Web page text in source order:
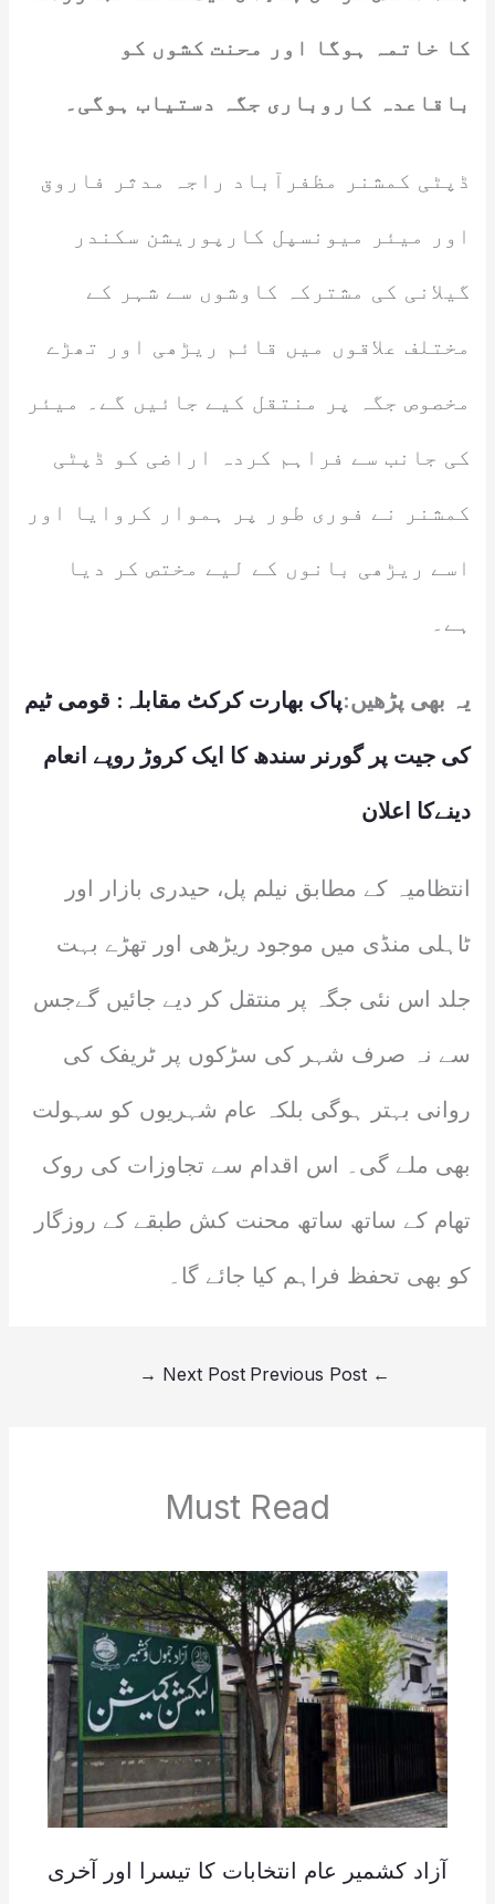
کا خاتمہ ہوگا اور محنت کشوں کو
باقاعدہ کاروباری جگہ دستیاب ہوگی۔
ڈپٹی کمشنر مظفرآباد راجہ مدثر فاروق
اور میئر میونسپل کارپوریشن سکندر
گیلانی کی مشترکہ کاوشوں سے شہر کے
مختلف علاقوں میں قائم ریڑھی اور تھڑے
مخصوص جگہ پر منتقل کیے جائیں گے۔ میئر
کی جانب سے فراہم کردہ اراضی کو ڈپٹی
کمشنر نے فوری طور پر ہموار کروایا اور
اسے ریڑھی بانوں کے لیے مختص کر دیا
ہے۔
یہ بھی پڑھیں:پاک بھارت کرکٹ مقابلہ: قومی ٹیم
کی جیت پر گورنر سندھ کا ایک کروڑ روپے انعام
دینےکا اعلان
انتظامیہ کے مطابق نیلم پل، حیدری بازار اور
ٹاہلی منڈی میں موجود ریڑھی اور تھڑے بہت
جلد اس نئی جگہ پر منتقل کر دیے جائیں گےجس
سے نہ صرف شہر کی سڑکوں پر ٹریفک کی
روانی بہتر ہوگی بلکہ عام شہریوں کو سہولت
بھی ملے گی۔ اس اقدام سے تجاوزات کی روک
تھام کے ساتھ ساتھ محنت کش طبقے کے روزگار
کو بھی تحفظ فراہم کیا جائے گا۔
←
Next Post
→
Must Read
آزاد کشمیر عام انتخابات کا تیسرا اور آخری